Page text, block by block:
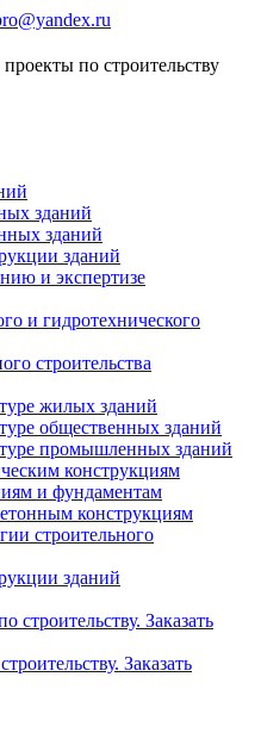
по строительству
зданий
зданий
зданий
и экспертизе
и гидротехнического
строительства
жилых зданий
общественных зданий
промышленных зданий
конструкциям
и фундаментам
конструкциям
строительного
зданий
Заказать
Заказать